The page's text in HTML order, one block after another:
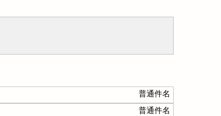
普通件名
普通件名